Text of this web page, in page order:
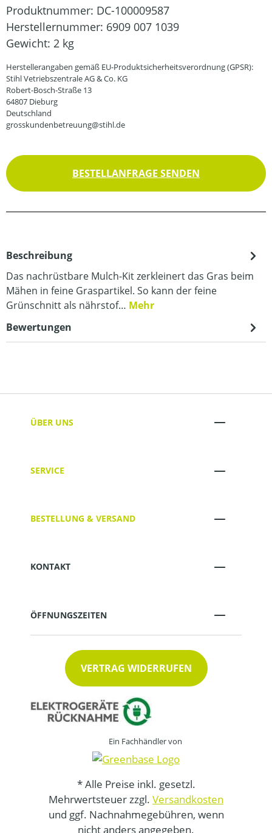
Produktnummer: DC-100009587
Herstellernummer: 6909 007 1039
Gewicht: 2 kg
Herstellerangaben gemäß EU-Produktsicherheitsverordnung (GPSR):
Stihl Vetriebszentrale AG & Co. KG
Robert-Bosch-Straße 13
64807 Dieburg
Deutschland
grosskundenbetreuung@stihl.de
BESTELLANFRAGE SENDEN
Beschreibung
Das nachrüstbare Mulch-Kit zerkleinert das Gras beim
Mähen in feine Graspartikel. So kann der feine
Grünschnitt als nährstof… Mehr
Bewertungen
ÜBER UNS
SERVICE
BESTELLUNG & VERSAND
KONTAKT
ÖFFNUNGSZEITEN
VERTRAG WIDERRUFEN
Ein Fachhändler von
* Alle Preise inkl. gesetzl.
Mehrwertsteuer zzgl. Versandkosten
und ggf. Nachnahmegebühren, wenn
nicht anders angegeben.